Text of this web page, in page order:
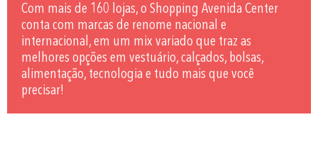
Com mais de 160 lojas, o Shopping Avenida Center
conta com marcas de renome nacional e
internacional, em um mix variado que traz as
melhores opções em vestuário, calçados, bolsas,
alimentação, tecnologia e tudo mais que você
precisar!